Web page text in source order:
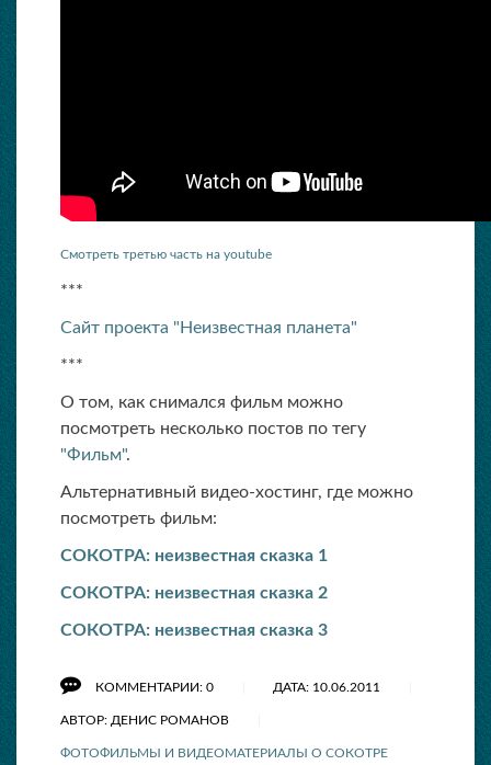
Смотреть третью часть на youtube
***
Сайт проекта "Неизвестная планета"
***
О том, как снимался фильм можно
посмотреть несколько постов по тегу
"Фильм".
Альтернативный видео-хостинг, где можно
посмотреть фильм:
СОКОТРА: неизвестная сказка 1
СОКОТРА: неизвестная сказка 2
СОКОТРА: неизвестная сказка 3
КОММЕНТАРИИ: 0 ДАТА: 10.06.2011
АВТОР: ДЕНИС РОМАНОВ
ФОТОФИЛЬМЫ И ВИДЕОМАТЕРИАЛЫ О СОКОТРЕ